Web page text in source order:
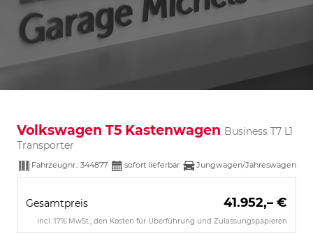
Volkswagen T5 Kastenwagen Business T7 L1
Transporter
Fahrzeugnr.: 344877 sofort lieferbar Jungwagen/Jahreswagen
Gesamtpreis 41.952,– €
incl. 17% MwSt., den Kosten für Überführung und Zulassungspapieren